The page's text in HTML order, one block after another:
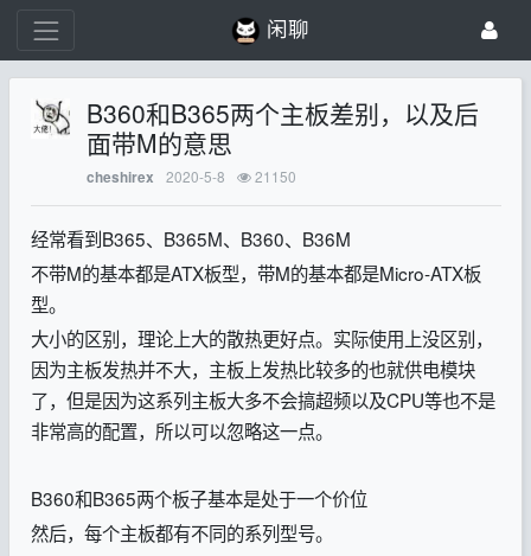
闲聊
B360和B365两个主板差别，以及后
面带M的意思
cheshirex 2020-5-8 21150
经常看到B365、B365M、B360、B36M
不带M的基本都是ATX板型，带M的基本都是Micro-ATX板
型。
大小的区别，理论上大的散热更好点。实际使用上没区别，
因为主板发热并不大，主板上发热比较多的也就供电模块
了，但是因为这系列主板大多不会搞超频以及CPU等也不是
非常高的配置，所以可以忽略这一点。
B360和B365两个板子基本是处于一个价位
然后，每个主板都有不同的系列型号。